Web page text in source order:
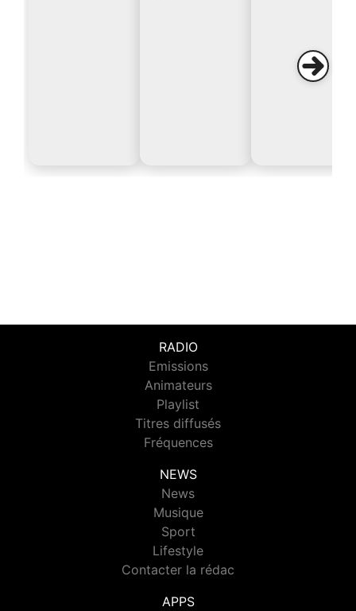
RADIO
Emissions
Animateurs
Playlist
Titres diffusés
Fréquences
NEWS
News
Musique
Sport
Lifestyle
Contacter la rédac
APPS